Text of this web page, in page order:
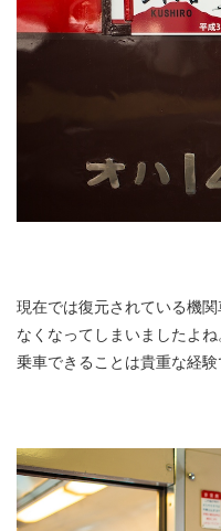
現在では復元されている機
なくなってしまいましたよ
乗車できることは貴重な経験